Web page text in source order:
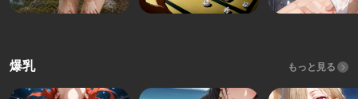
爆乳 もっと見る